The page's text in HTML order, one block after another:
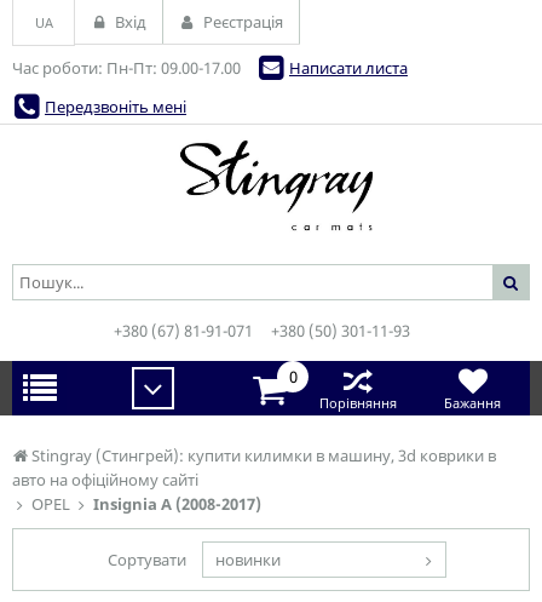
Stingray (Стингрей): купити килимки в машину, 3d коврики в
авто на офіційному сайті
OPEL
Insignia A (2008-2017)
Сортувати новинки
Час роботи: Пн-Пт: 09.00-17.00
Написати листа
Передзвоніть мені
UA Вхід Реєстрація
+380 (67) 81-91-071 +380 (50) 301-11-93
0
Порівняння Бажання